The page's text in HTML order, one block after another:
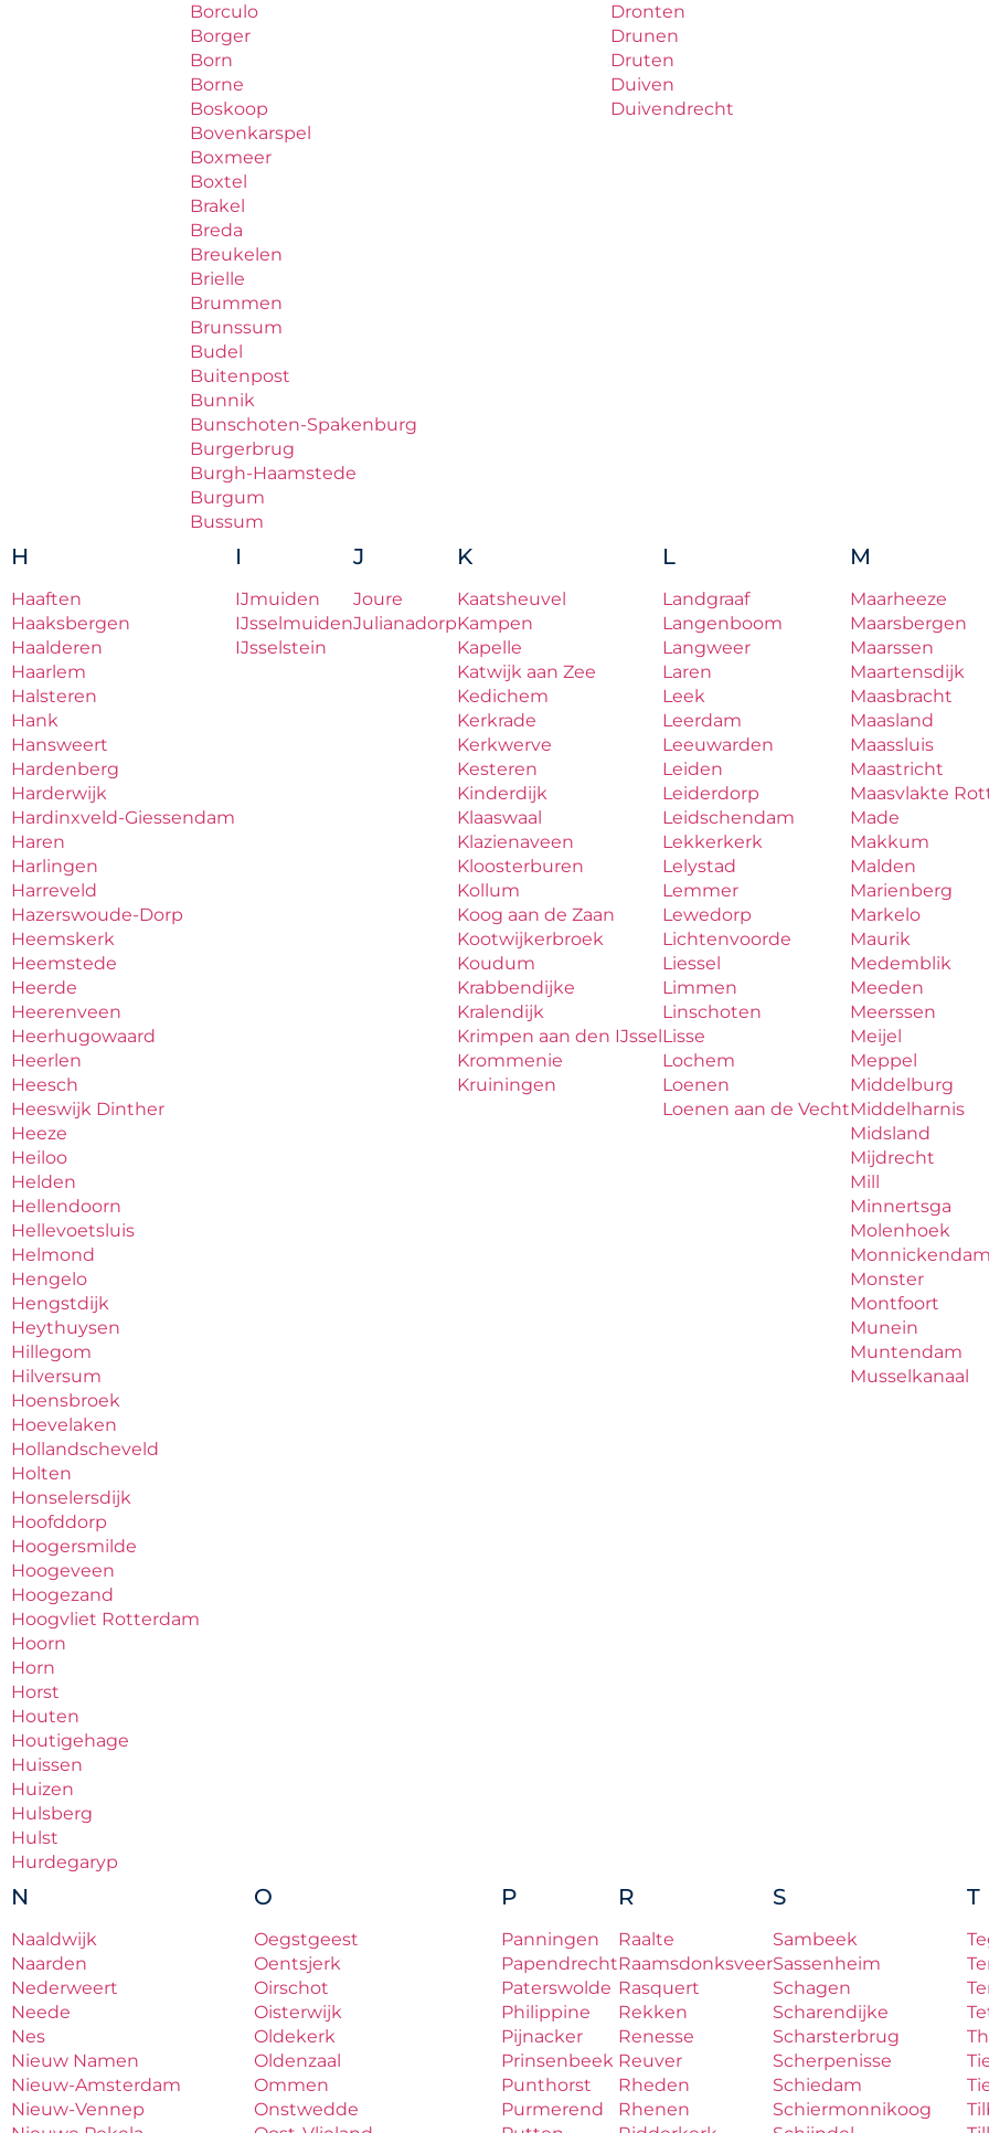
Borculo
Borger
Born
Borne
Boskoop
Bovenkarspel
Boxmeer
Boxtel
Brakel
Breda
Breukelen
Brielle
Brummen
Brunssum
Budel
Buitenpost
Bunnik
Bunschoten-Spakenburg
Burgerbrug
Burgh-Haamstede
Burgum
Bussum
Dronten
Drunen
Druten
Duiven
Duivendrecht
H
Haaften
Haaksbergen
Haalderen
Haarlem
Halsteren
Hank
Hansweert
Hardenberg
Harderwijk
Hardinxveld-Giessendam
Haren
Harlingen
Harreveld
Hazerswoude-Dorp
Heemskerk
Heemstede
Heerde
Heerenveen
Heerhugowaard
Heerlen
Heesch
Heeswijk Dinther
Heeze
Heiloo
Helden
Hellendoorn
Hellevoetsluis
Helmond
Hengelo
Hengstdijk
Heythuysen
Hillegom
Hilversum
Hoensbroek
Hoevelaken
Hollandscheveld
Holten
Honselersdijk
Hoofddorp
Hoogersmilde
Hoogeveen
Hoogezand
Hoogvliet Rotterdam
Hoorn
Horn
Horst
Houten
Houtigehage
Huissen
Huizen
Hulsberg
Hulst
Hurdegaryp
I
IJmuiden
IJsselmuiden
IJsselstein
J
Joure
Julianadorp
K
Kaatsheuvel
Kampen
Kapelle
Katwijk aan Zee
Kedichem
Kerkrade
Kerkwerve
Kesteren
Kinderdijk
Klaaswaal
Klazienaveen
Kloosterburen
Kollum
Koog aan de Zaan
Kootwijkerbroek
Koudum
Krabbendijke
Kralendijk
Krimpen aan den IJssel
Krommenie
Kruiningen
L
Landgraaf
Langenboom
Langweer
Laren
Leek
Leerdam
Leeuwarden
Leiden
Leiderdorp
Leidschendam
Lekkerkerk
Lelystad
Lemmer
Lewedorp
Lichtenvoorde
Liessel
Limmen
Linschoten
Lisse
Lochem
Loenen
Loenen aan de Vecht
M
Maarheeze
Maarsbergen
Maarssen
Maartensdijk
Maasbracht
Maasland
Maassluis
Maastricht
Maasvlakte
Made
Makkum
Malden
Marienberg
Markelo
Maurik
Medemblik
Meeden
Meerssen
Meijel
Meppel
Middelburg
Middelharnis
Midsland
Mijdrecht
Mill
Minnertsga
Molenhoek
Monnickendam
Monster
Montfoort
Munein
Muntendam
Musselkanaal
N
Naaldwijk
Naarden
Nederweert
Neede
Nes
Nieuw Namen
Nieuw-Amsterdam
Nieuw-Vennep
O
Oegstgeest
Oentsjerk
Oirschot
Oisterwijk
Oldekerk
Oldenzaal
Ommen
Onstwedde
P
Panningen
Papendrecht
Paterswolde
Philippine
Pijnacker
Prinsenbeek
Punthorst
Purmerend
R
Raalte
Raamsdonksveer
Rasquert
Rekken
Renesse
Reuver
Rheden
Rhenen
S
Sambeek
Sassenheim
Schagen
Scharendijke
Scharsterbrug
Scherpenisse
Schiedam
Schiermonnikoog
T